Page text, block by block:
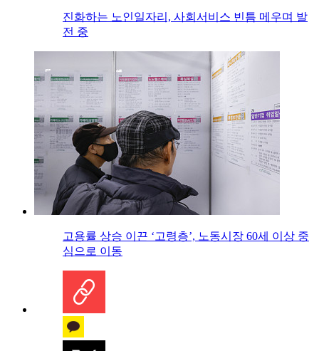
진화하는 노인일자리, 사회서비스 빈틈 메우며 발
전 중
고용률 상승 이끈 ‘고령층’, 노동시장 60세 이상 중
심으로 이동